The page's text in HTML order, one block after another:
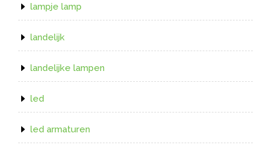
lampje lamp
landelijk
landelijke lampen
led
led armaturen